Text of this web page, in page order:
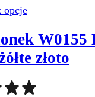
opcje
W0155
złoto